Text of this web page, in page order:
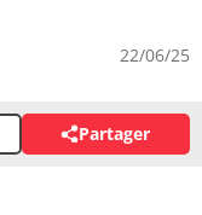
22/06/25
Partager